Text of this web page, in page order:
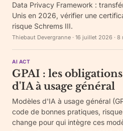
Data Privacy Framework :
Unis en 2026, vérifier une
risque Schrems III.
Thiebaut Devergranne · 16 juillet 2026 · 8
AI ACT
GPAI : les
d'IA à usage général
Modèles d'IA à usage général
code de bonnes pratiques,
change pour qui intègre ces